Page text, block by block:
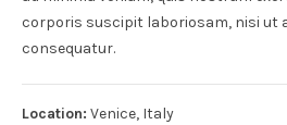
corporis suscipit laboriosam, nisi ut
consequatur.
Location: Venice, Italy